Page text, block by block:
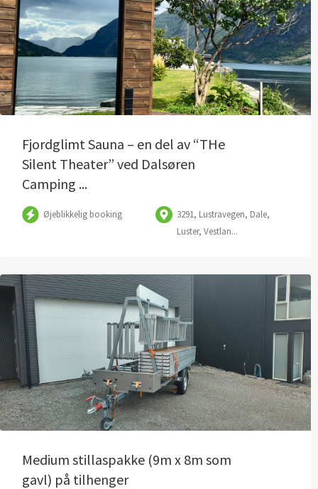
Fjordglimt Sauna – en del av “THe
Silent Theater” ved Dalsøren
Camping ...
Øjeblikkelig booking
3291, Lustravegen, Dale,
Luster, Vestlan...
Medium stillaspakke (9m x 8m som
gavl) på tilhenger